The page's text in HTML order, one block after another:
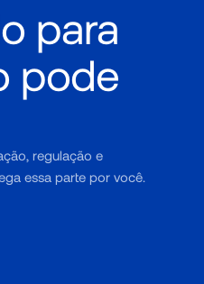
para
pode
regulação e
essa parte por você.